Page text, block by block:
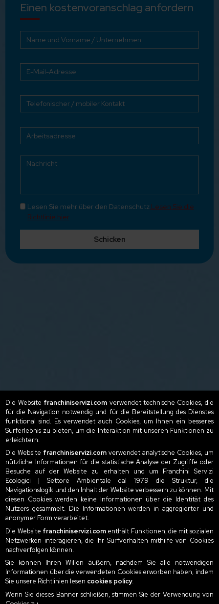
Einen kostenvoranschlag anfordern
Lesen Sie mehr über den DatenschutzLesen Sie die
Richtlinie hier
Schicken
Die Website franchiniservizi.com verwendet technische Cookies, die
für die Navigation notwendig und für die Bereitstellung des Dienstes
funktional sind. Es verwendet auch Cookies, um Ihnen ein besseres
Surferlebnis zu bieten, um die Interaktion mit unseren Funktionen zu
erleichtern.
Die Website franchiniservizi.com verwendet analytische Cookies, um
nützliche Informationen für die statistische Analyse der Zugriffe oder
Besuche auf der Website zu erhalten und um Franchini Servizi
Ecologici | Settore Ambientale dal 1979 die Struktur, die
Navigationslogik und den Inhalt der Website verbessern zu können. Mit
diesen Cookies werden keine Informationen über die Identität des
Nutzers gesammelt. Die Informationen werden in aggregierter und
anonymer Form verarbeitet.
Die Website franchiniservizi.comenthält Funktionen, die mit sozialen
Netzwerken interagieren, die Ihr Surfverhalten mithilfe von Cookies
nachverfolgen können.
Sie können Ihren Willen äußern, nachdem Sie alle notwendigen
Informationen über die verwendeten Cookies erworben haben, indem
Sie unsere Richtlinien lesen cookies policy.
Wenn Sie dieses Banner schließen, stimmen Sie der Verwendung von